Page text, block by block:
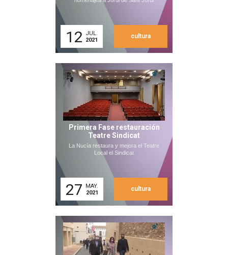
12
JUL.
2021
cultura
Primera Fase restauración
Teatre Sindicat
La Nucía restaura y mejora el Teatre
Local el Sindicat
27
MAY.
2021
cultura